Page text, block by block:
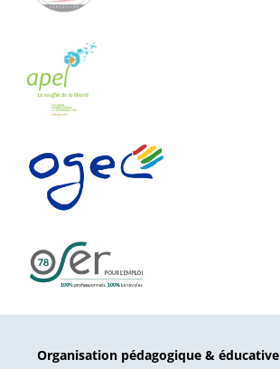
Organisation pédagogique & éducative